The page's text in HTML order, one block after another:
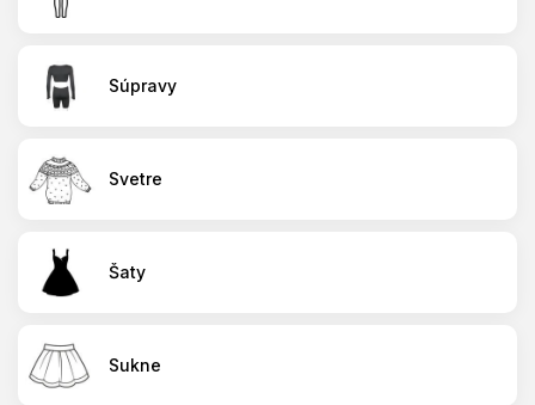
Súpravy
Svetre
Šaty
Sukne